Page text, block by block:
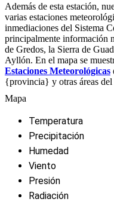
Además de esta estación,
varias estaciones
inmediaciones del Sistema
principalmente información
de Gredos, la Sierra de
Ayllón. En el mapa se
Estaciones Meteorológicas
{provincia} y otras áreas del
Mapa
Temperatura
Precipitación
Humedad
Viento
Presión
Radiación